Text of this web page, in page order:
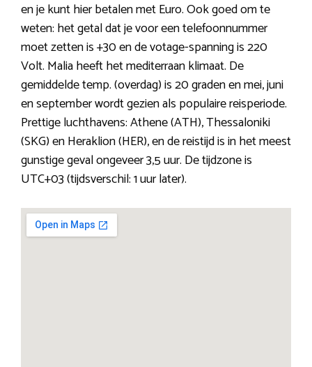
en je kunt hier betalen met Euro. Ook goed om te
weten: het getal dat je voor een telefoonnummer
moet zetten is +30 en de votage-spanning is 220
Volt. Malia heeft het mediterraan klimaat. De
gemiddelde temp. (overdag) is 20 graden en mei, juni
en september wordt gezien als populaire reisperiode.
Prettige luchthavens: Athene (ATH), Thessaloniki
(SKG) en Heraklion (HER), en de reistijd is in het meest
gunstige geval ongeveer 3,5 uur. De tijdzone is
UTC+03 (tijdsverschil: 1 uur later).